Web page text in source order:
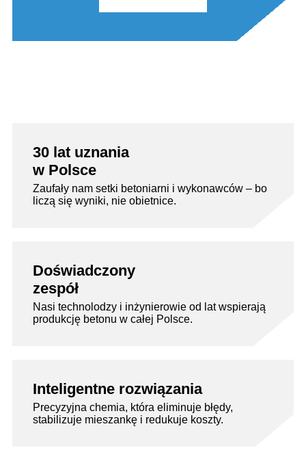
30 lat uznania
w Polsce
Zaufały nam setki betoniarni i wykonawców – bo
liczą się wyniki, nie obietnice.
Doświadczony
zespół
Nasi technolodzy i inżynierowie od lat wspierają
produkcję betonu w całej Polsce.
Inteligentne rozwiązania
Precyzyjna chemia, która eliminuje błędy,
stabilizuje mieszankę i redukuje koszty.